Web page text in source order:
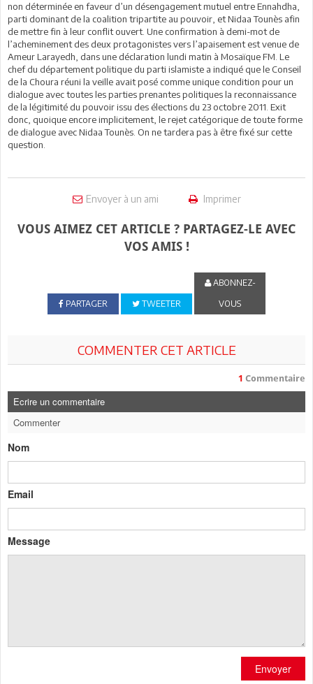
non déterminée en faveur d’un désengagement mutuel entre Ennahdha,
parti dominant de la coalition tripartite au pouvoir, et Nidaa Tounès afin
de mettre fin à leur conflit ouvert. Une confirmation à demi-mot de
l’acheminement des deux protagonistes vers l’apaisement est venue de
Ameur Larayedh, dans une déclaration lundi matin à Mosaïque FM. Le
chef du département politique du parti islamiste a indiqué que le Conseil
de la Choura réuni la veille avait posé comme unique condition pour un
dialogue avec toutes les parties prenantes politiques la reconnaissance
de la légitimité du pouvoir issu des élections du 23 octobre 2011. Exit
donc, quoique encore implicitement, le rejet catégorique de toute forme
de dialogue avec Nidaa Tounès. On ne tardera pas à être fixé sur cette
question.
Envoyer à un ami Imprimer
VOUS AIMEZ CET ARTICLE ? PARTAGEZ-LE AVEC
VOS AMIS !
PARTAGER TWEETER
ABONNEZ-
VOUS
COMMENTER CET ARTICLE
1 Commentaire
Ecrire un commentaire
Commenter
Nom
Email
Message
Envoyer